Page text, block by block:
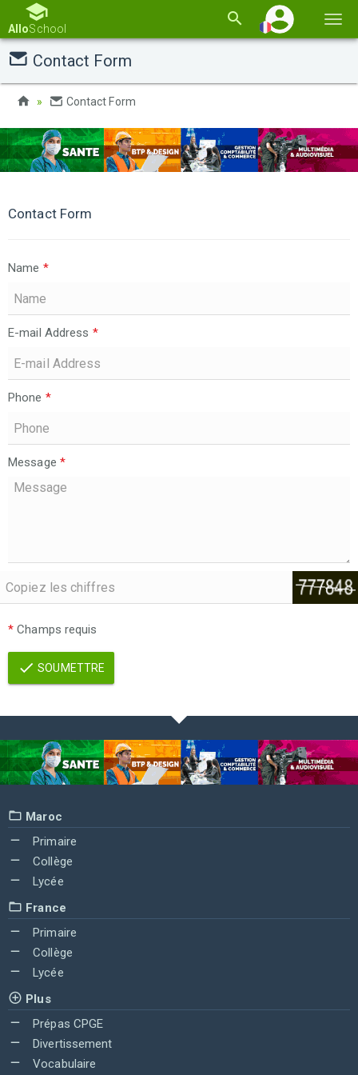
la
AlloSchool
Contact Form
Contact Form
Contact Form
Name *
E-mail Address *
Phone *
Message *
* Champs requis
SOUMETTRE
Maroc
Primaire
Collège
Lycée
France
Primaire
Collège
Lycée
Plus
Prépas CPGE
Divertissement
Vocabulaire